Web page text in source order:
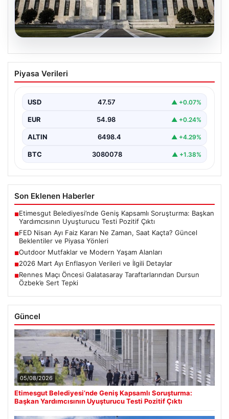
04.08.2026
FED Nisan Ayı Faiz Kararı Ne Zaman,
Saat Kaçta? Güncel Beklentiler ve
ABD Merkez Bankası (FED) nisan ayı faiz kararı, finansal
Piyasa Verileri
USD 47.57 ▲ +0.07%
EUR 54.98 ▲ +0.24%
ALTIN 6498.4 ▲ +4.29%
BTC 3080078 ▲ +1.38%
Son Eklenen Haberler
■Etimesgut Belediyesi’nde Geniş Kapsamlı Soruşturma: Başkan
Yardımcısının Uyuşturucu Testi Pozitif Çıktı
■FED Nisan Ayı Faiz Kararı Ne Zaman, Saat Kaçta? Güncel
Beklentiler ve Piyasa Yönleri
■Outdoor Mutfaklar ve Modern Yaşam Alanları
■2026 Mart Ayı Enflasyon Verileri ve İlgili Detaylar
■Rennes Maçı Öncesi Galatasaray Taraftarlarından Dursun
Özbek’e Sert Tepki
Güncel
05/08/2026
Etimesgut Belediyesi’nde Geniş Kapsamlı Soruşturma:
Başkan Yardımcısının Uyuşturucu Testi Pozitif Çıktı